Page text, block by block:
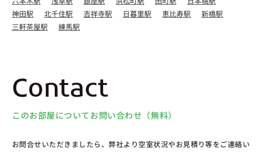
神田駅
北千住駅 吉祥寺駅 日暮里駅 恵比寿駅
新橋駅
三軒茶屋駅
練馬駅
Contact
このお部屋についてお問い合わせ（無料）
お問合せいただきましたら、弊社より空室状況やお見積り等をご連絡い